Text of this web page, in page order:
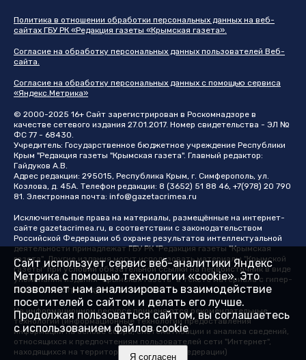
Политика в отношении обработки персональных данных на веб-
сайтах ГБУ РК «Редакция газеты «Крымская газета».
Согласие на обработку персональных данных пользователей Веб-
сайта.
Согласие на обработку персональных данных с помощью сервиса
«Яндекс.Метрика»
© 2000-2025 16+ Сайт зарегистрирован в Роскомнадзоре в
качестве сетевого издания 27.01.2017. Номер свидетельства - ЭЛ №
ФС 77 - 68430.
Учредитель: Государственное бюджетное учреждение Республики
Крым "Редакция газеты "Крымская газета". Главный редактор:
Гайдуков А.В.
Адрес редакции: 295015, Республика Крым, г. Симферополь, ул.
Козлова, д. 45А. Телефон редакции: 8 (3652) 51 88 46, +7(978) 20 790
81. Электронная почта: info@gazetacrimea.ru
Исключительные права на материалы, размещённые на интернет-
сайте gazetacrimea.ru, в соответствии с законодательством
Российской Федерации об охране результатов интеллектуальной
деятельности принадлежат ГБУ РК "Редакция газеты "Крымская
газета". Другие издания могут использовать материалы "Крымской
газеты" при условии обязательной ссылки на первоисточник в виде
упоминания издания "Крымская газета" в тексте материала с гипер-
ссылкой на страницу-первоисточник
На информационном ресурсе применяются рекомендательные
технологии (информационные технологии предоставления
информации на основе сбора, систематизации и анализа сведений,
относящихся к предпочтениям пользователей сети "Интернет",
находящихся на территории Российской Федерации)
Сайт использует сервис веб-аналитики Яндекс
Метрика с помощью технологии «cookie». Это
позволяет нам анализировать взаимодействие
посетителей с сайтом и делать его лучше.
Продолжая пользоваться сайтом, вы соглашаетесь
с использованием файлов cookie
Я согласен